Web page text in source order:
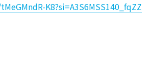
K8?si=A3S6MSS140_fqZZ